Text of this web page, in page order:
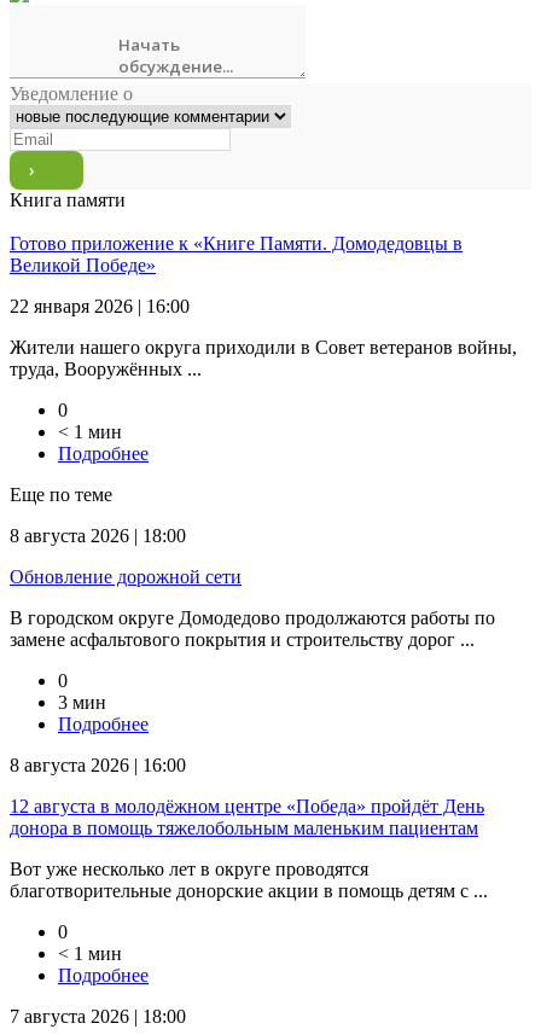
Уведомление о
Книга памяти
Готово приложение к «Книге Памяти. Домодедовцы в
Великой Победе»
22 января 2026 | 16:00
Жители нашего округа приходили в Совет ветеранов войны,
труда, Вооружённых ...
0
< 1 мин
Подробнее
Еще по теме
8 августа 2026 | 18:00
Обновление дорожной сети
В городском округе Домодедово продолжаются работы по
замене асфальтового покрытия и строительству дорог ...
0
3 мин
Подробнее
8 августа 2026 | 16:00
12 августа в молодёжном центре «Победа» пройдёт День
донора в помощь тяжелобольным маленьким пациентам
Вот уже несколько лет в округе проводятся
благотворительные донорские акции в помощь детям с ...
0
< 1 мин
Подробнее
7 августа 2026 | 18:00